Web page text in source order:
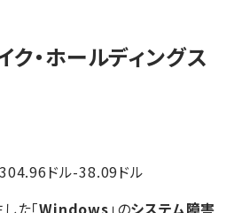
ク・ホールディングス
ドル-38.09ドル
た「Windows 」のシステム障害